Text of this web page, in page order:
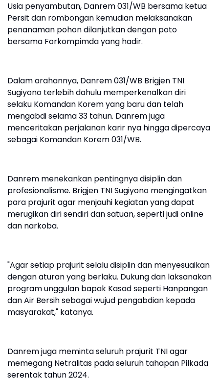
Usia penyambutan, Danrem 031/WB bersama ketua
Persit dan rombongan kemudian melaksanakan
penanaman pohon dilanjutkan dengan poto
bersama Forkompimda yang hadir.
Dalam arahannya, Danrem 031/WB Brigjen TNI
Sugiyono terlebih dahulu memperkenalkan diri
selaku Komandan Korem yang baru dan telah
mengabdi selama 33 tahun. Danrem juga
menceritakan perjalanan karir nya hingga dipercaya
sebagai Komandan Korem 031/WB.
Danrem menekankan pentingnya disiplin dan
profesionalisme. Brigjen TNI Sugiyono mengingatkan
para prajurit agar menjauhi kegiatan yang dapat
merugikan diri sendiri dan satuan, seperti judi online
dan narkoba.
"Agar setiap prajurit selalu disiplin dan menyesuaikan
dengan aturan yang berlaku. Dukung dan laksanakan
program unggulan bapak Kasad seperti Hanpangan
dan Air Bersih sebagai wujud pengabdian kepada
masyarakat," katanya.
Danrem juga meminta seluruh prajurit TNI agar
memegang Netralitas pada seluruh tahapan Pilkada
serentak tahun 2024.